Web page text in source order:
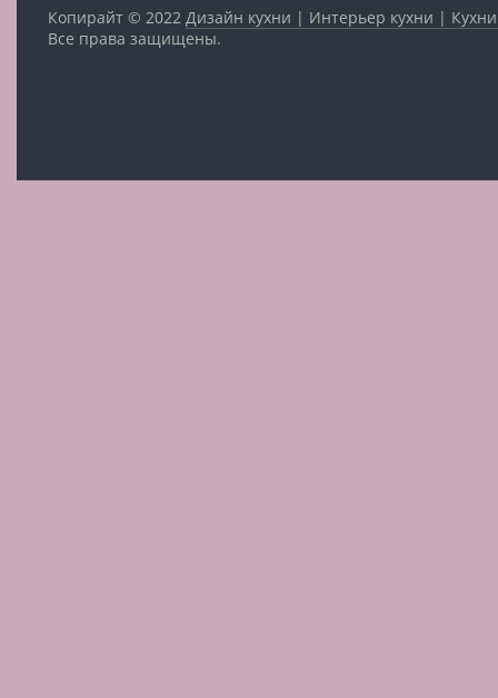
Копирайт © 2022Дизайн кухни | Интерьер кухни |
Все права защищены.